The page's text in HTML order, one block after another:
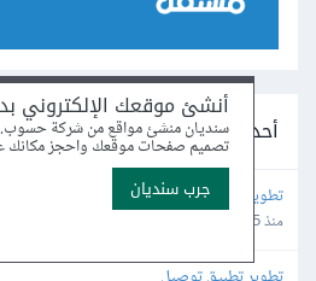
أحدث مشاريع التطوير على مستقل
تطوير وتجهيز مشروع StackFood v10 للنشر على السيرفر والمتاجر
منذ 45 دقيقة